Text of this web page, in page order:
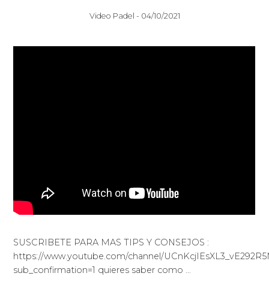
Video Padel - 04/10/2021
SUSCRIBETE PARA MAS TIPS Y CONSEJOS :
https://www.youtube.com/channel/
sub_confirmation=1 quieres saber como …